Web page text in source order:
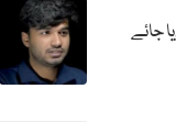
جائے